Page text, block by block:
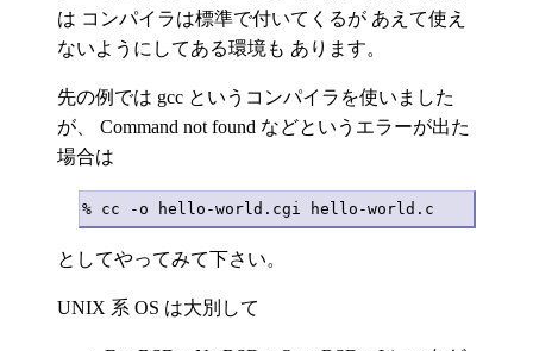
は コンパイラは標準で付いてくるが あえて使え
ないようにしてある環境も あります。
先の例では gcc というコンパイラを使いました
が、 Command not found などというエラーが出た
場合は
としてやってみて下さい。
UNIX 系 OS は大別して